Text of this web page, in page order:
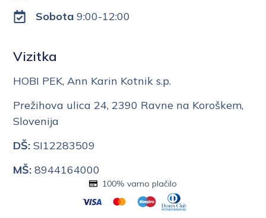
Sobota9:00-12:00
Vizitka
HOBI PEK, Ann Karin Kotnik s.p.
Prežihova ulica 24, 2390 Ravne na Koroškem,
Slovenija
DŠ: SI12283509
MŠ: 8944164000
100% varno plačilo